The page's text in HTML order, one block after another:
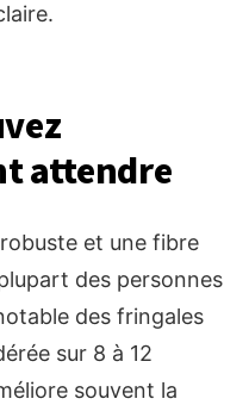
attendre
et une fibre
des personnes
des fringales
sur 8 à 12
souvent la